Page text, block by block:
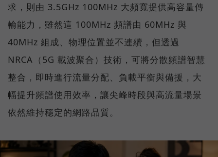
求，則由 3.5GHz 100MHz 大頻寬提供高容量傳
輸能力，雖然這 100MHz 頻譜由 60MHz 與
40MHz 組成、物理位置並不連續，但透過
NRCA（5G 載波聚合）技術，可將分散頻譜智慧
整合，即時進行流量分配、負載平衡與備援，大
幅提升頻譜使用效率，讓尖峰時段與高流量場景
依然維持穩定的網路品質。